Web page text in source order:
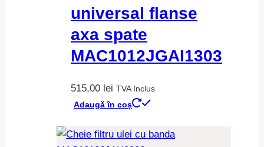
universal flanse
axa spate
MAC1012JGAI1303
515,00 lei TVA Inclus
Adaugă în coș